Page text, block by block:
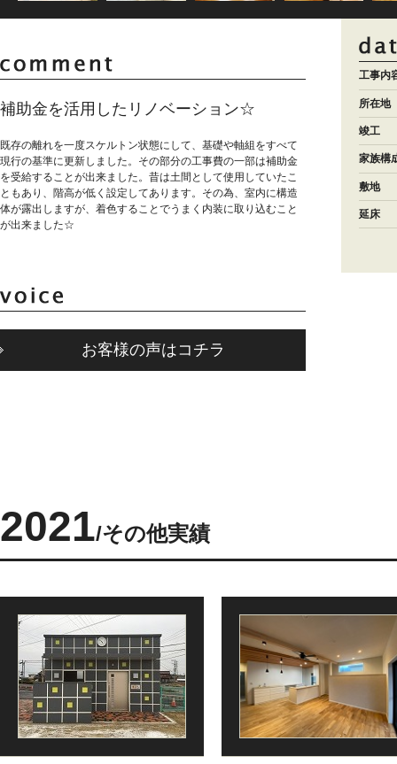
補助金を活用したリノベーション☆
既存の離れを一度スケルトン状態にして、基礎や軸組をすべて
現行の基準に更新しました。その部分の工事費の一部は補助金
を受給することが出来ました。昔は土間として使用していたこ
ともあり、階高が低く設定してあります。その為、室内に構造
体が露出しますが、着色することでうまく内装に取り込むこと
が出来ました☆
お客様の声はコチラ
工事内
所在地
竣工
家族構
敷地
延床
2021 その他実績